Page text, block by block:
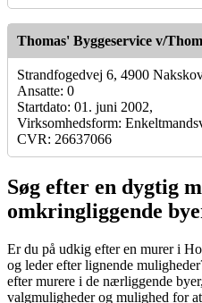
Thomas' Byggeservice v/
Strandfogedvej 6, 4900
Ansatte: 0
Startdato: 01. juni 2002,
Virksomhedsform:
CVR: 26637066
Søg efter en dygtig
omkringliggende
Er du på udkig efter en murer i
og leder efter lignende
efter murere i de nærliggende
valgmuligheder og mulighed for